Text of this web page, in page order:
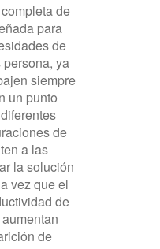
de
para
de
ya
siempre
un punto
de
a las
la solución
vez que el
de
de